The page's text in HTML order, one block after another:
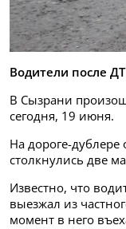
Водители после
В Сызрани
сегодня, 19 июня.
На дороге-дублере
столкнулись две
Известно, что
выезжал из
момент в него